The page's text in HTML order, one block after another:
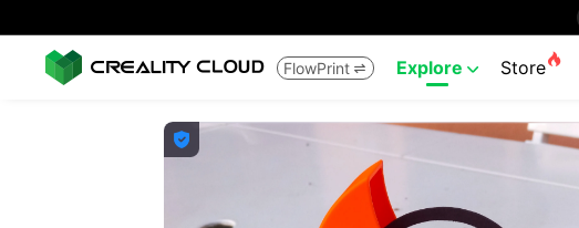
FlowPrint  Explore  Store
